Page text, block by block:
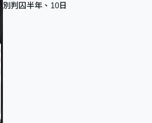
別判囚半年、10日